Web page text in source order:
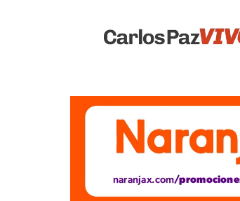
Vivo